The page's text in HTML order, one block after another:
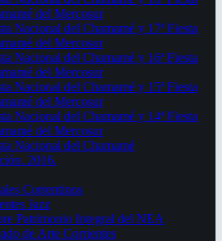
del Mercosur
Nacional del Chamamé y 17ª Fiesta
del Mercosur
Nacional del Chamamé y 16ª Fiesta
del Mercosur
Nacional del Chamamé y 15ª Fiesta
del Mercosur
Nacional del Chamamé y 14ª Fiesta
del Mercosur
Nacional del Chamamé
2016.
Correntinos
Jazz
Patrimonio Integral del NEA
de Arte Corrientes